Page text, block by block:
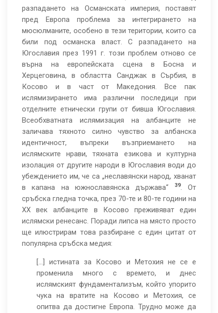
разпадането на Османската империя, поставят
пред Европа проблема за интегрирането на
мюсюлманите, особено в тези територии, които са
били под османска власт. С разпадането на
Югославия през 1991 г. този проблем отново се
върна на европейската сцена в Босна и
Херцеговина, в областта Санджак в Сърбия, в
Косово и в част от Македония. Все пак
ислямизирането има различни последици при
отделните етнически групи от бивша Югославия.
Всеобхватната ислямизация на албанците
не
заличава тяхното силно чувство за албанска
идентичност, въпреки възприемането на
ислямските нрави, тяхната езикова и културна
изолация от другите народи в Югославия води до
убеждението им, че са „неславянски народ, хванат
в капана на южнославянска държава“
39. От
сръбска гледна точка, през 70-те и 80-те години на
ХХ век албанците в Косово преживяват един
ислямски ренесанс. Поради липса на място просто
ще илюстрирам това разбиране с един цитат от
популярна сръбска медия:
[...] истината за Косово и Метохия не се е
променила много с времето, и днес
ислямският фундаментализъм, който упорито
чука на вратите на Косово и Метохия, се
опитва да достигне Европа. Трудно може да